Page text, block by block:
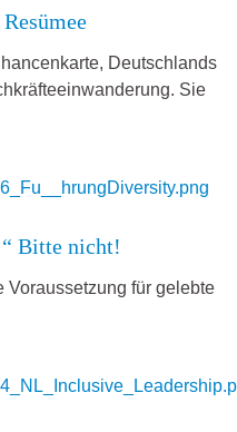
Deutschlands
Sie
Bitte nicht!
Voraussetzung für gelebte